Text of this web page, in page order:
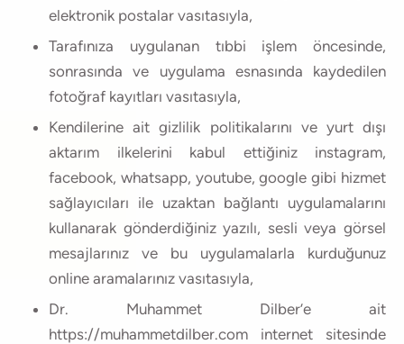
elektronik postalar vasıtasıyla,
Tarafınıza uygulanan tıbbi işlem öncesinde,
sonrasında ve uygulama esnasında kaydedilen
fotoğraf kayıtları vasıtasıyla,
Kendilerine ait gizlilik politikalarını ve yurt dışı
aktarım ilkelerini kabul ettiğiniz instagram,
facebook, whatsapp, youtube, google gibi hizmet
sağlayıcıları ile uzaktan bağlantı uygulamalarını
kullanarak gönderdiğiniz yazılı, sesli veya görsel
mesajlarınız ve bu uygulamalarla kurduğunuz
online aramalarınız vasıtasıyla,
Dr. Muhammet Dilber’e ait
https://muhammetdilber.com internet sitesinde